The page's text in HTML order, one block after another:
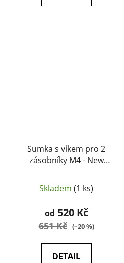
Sumka s víkem pro 2
zásobníky M4 - New
Skladem (1 ks)
od 520 Kč
651 Kč (–20 %)
DETAIL